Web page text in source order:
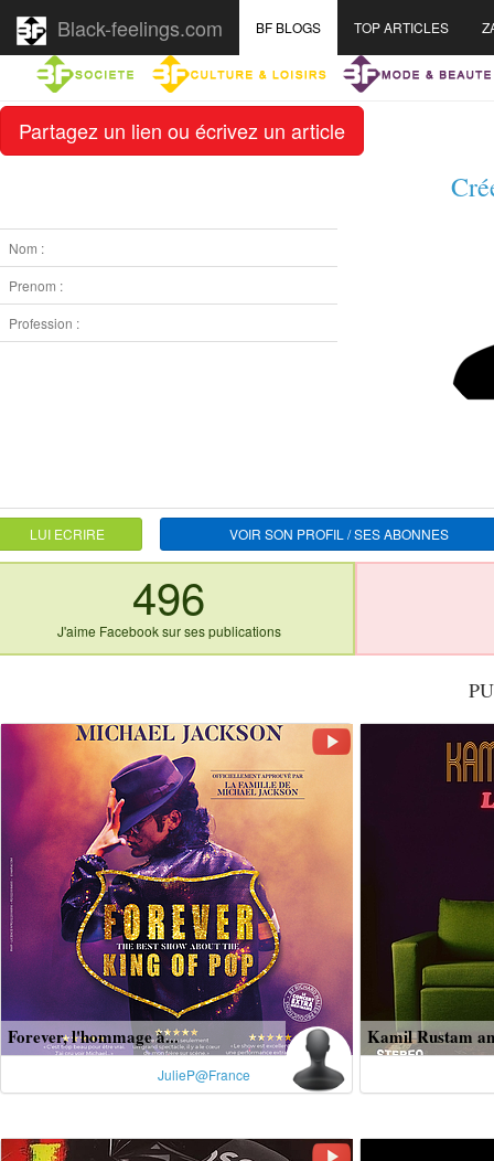
Partagez un lien ou écrivez un article
Black-feelings.com BF BLOGS TOP ARTICLES
Nom :
Prenom :
Profession :
LUI ECRIRE VOIR SON PROFIL / SES ABONNES
496
J'aime Facebook sur ses publications
Forever, l'hommage à...
JulieP@France
Kamil Rustam